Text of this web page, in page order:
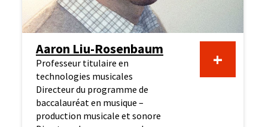
Aaron Liu-Rosenbaum
Professeur titulaire en
technologies musicales
Directeur du programme de
baccalauréat en musique –
production musicale et sonore
+